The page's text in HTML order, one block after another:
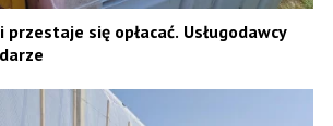
przestaje się opłacać. Usługodawcy